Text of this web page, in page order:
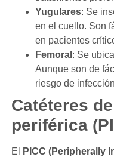
Yugulares: Se
en el cuello. Son
en pacientes
Femoral : Se
Aunque son de
riesgo de
Catéteres
periférica
El PICC (Peripherally